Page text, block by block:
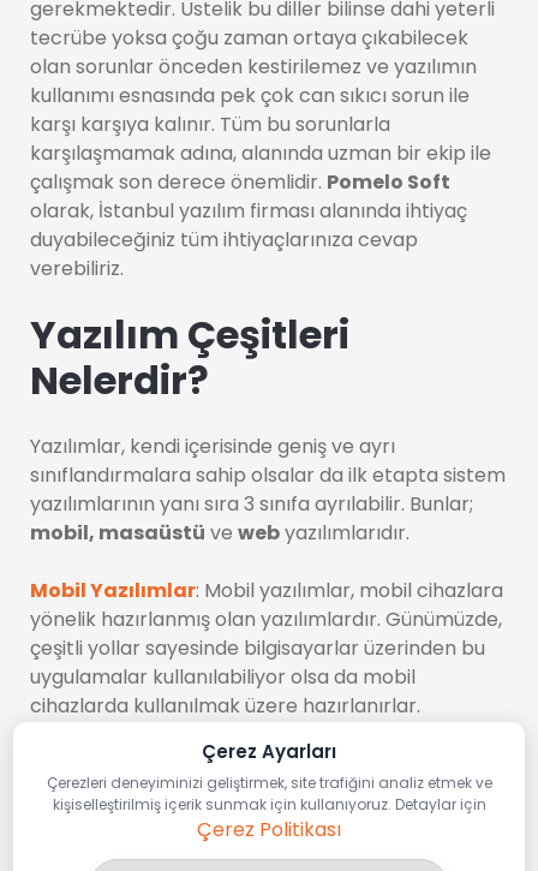
gerekmektedir. Üstelik bu diller bilinse dahi yeterli
tecrübe yoksa çoğu zaman ortaya çıkabilecek
olan sorunlar önceden kestirilemez ve yazılımın
kullanımı esnasında pek çok can sıkıcı sorun ile
karşı karşıya kalınır. Tüm bu sorunlarla
karşılaşmamak adına, alanında uzman bir ekip ile
çalışmak son derece önemlidir. Pomelo Soft
olarak, İstanbul yazılım firması alanında ihtiyaç
duyabileceğiniz tüm ihtiyaçlarınıza cevap
verebiliriz.
Yazılım Çeşitleri
Nelerdir?
Yazılımlar, kendi içerisinde geniş ve ayrı
sınıflandırmalara sahip olsalar da ilk etapta sistem
yazılımlarının yanı sıra 3 sınıfa ayrılabilir. Bunlar;
mobil, masaüstü ve webyazılımlarıdır.
Mobil Yazılımlar: Mobil yazılımlar, mobil cihazlara
yönelik hazırlanmış olan yazılımlardır. Günümüzde,
çeşitli yollar sayesinde bilgisayarlar üzerinden bu
uygulamalar kullanılabiliyor olsa da mobil
cihazlarda kullanılmak üzere hazırlanırlar.
Mobil yazılım hizmeti alırken, yazılımınızın android
işletim sistemine mi yoksaIOSişletim sistemine mi
uygun olacağını belirlemeniz çok önemlidir. Bu
esnada profesyonel bir İstanbul yazılım
Çerez Ayarları
Çerezleri deneyiminizi geliştirmek, site trafiğini analiz etmek ve
kişiselleştirilmiş içerik sunmak için kullanıyoruz. Detaylar için
Çerez Politikası